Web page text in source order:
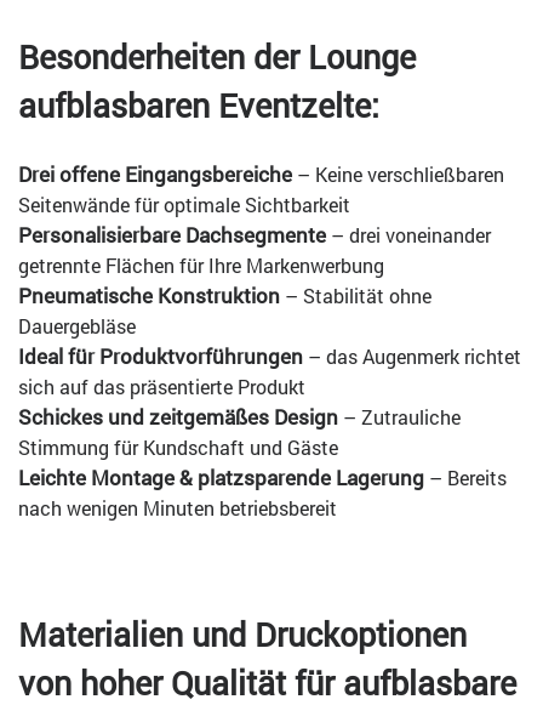
Besonderheiten der Lounge
aufblasbaren Eventzelte:
Drei offene Eingangsbereiche – Keine verschließbaren
Seitenwände für optimale Sichtbarkeit
Personalisierbare Dachsegmente – drei voneinander
getrennte Flächen für Ihre Markenwerbung
Pneumatische Konstruktion – Stabilität ohne
Dauergebläse
Ideal für Produktvorführungen – das Augenmerk richtet
sich auf das präsentierte Produkt
Schickes und zeitgemäßes Design – Zutrauliche
Stimmung für Kundschaft und Gäste
Leichte Montage & platzsparende Lagerung – Bereits
nach wenigen Minuten betriebsbereit
Materialien und Druckoptionen
von hoher Qualität für aufblasbare